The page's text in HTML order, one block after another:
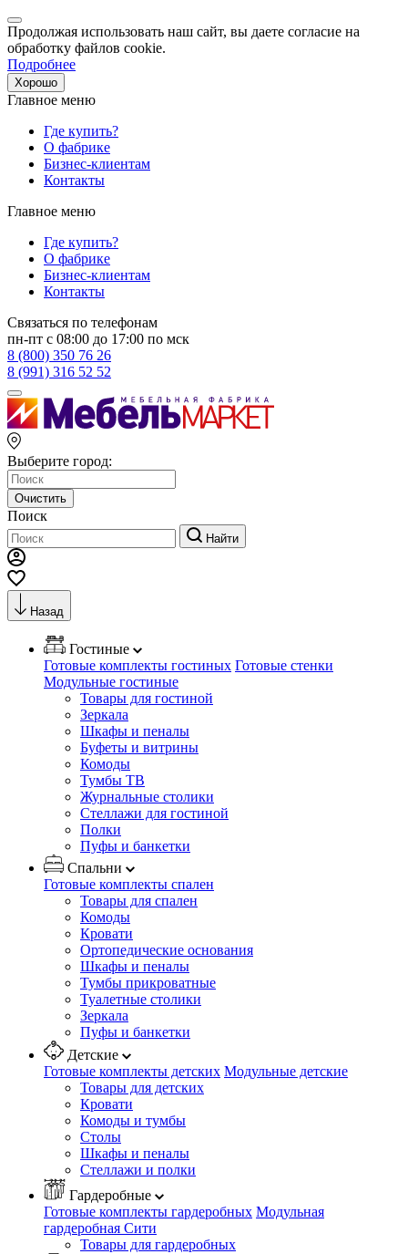
Продолжая использовать наш сайт, вы даете согласие на
обработку файлов cookie.
Подробнее
Хорошо
Главное меню
Где купить?
О фабрике
Бизнес-клиентам
Контакты
Главное меню
Где купить?
О фабрике
Бизнес-клиентам
Контакты
Связаться по телефонам
пн-пт с 08:00 до 17:00 по мск
8 (800) 350 76 26
8 (991) 316 52 52
Выберите город:
Очистить
Поиск
Найти
Назад
Гостиные
Готовые комплекты гостиных Готовые стенки
Модульные гостиные
Товары для гостиной
Зеркала
Шкафы и пеналы
Буфеты и витрины
Комоды
Тумбы ТВ
Журнальные столики
Стеллажи для гостиной
Полки
Пуфы и банкетки
Спальни
Готовые комплекты спален
Товары для спален
Комоды
Кровати
Ортопедические основания
Шкафы и пеналы
Тумбы прикроватные
Туалетные столики
Зеркала
Пуфы и банкетки
Детские
Готовые комплекты детских Модульные детские
Товары для детских
Кровати
Комоды и тумбы
Столы
Шкафы и пеналы
Стеллажи и полки
Гардеробные
Готовые комплекты гардеробных Модульная
гардеробная Сити
Товары для гардеробных